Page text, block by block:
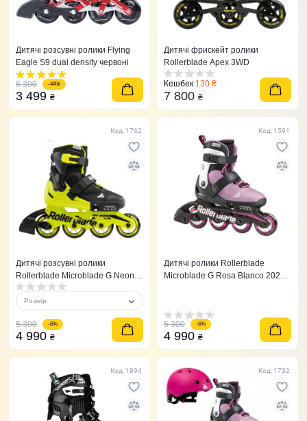
Дитячі розсувні ролики Flying
Eagle S9 dual density червоні
6 300 -44%
3 499 ₴
Дитячі фрискейт ролики
Rollerblade Apex 3WD
Кешбек 130 ₴
7 800 ₴
Код: 1762
Дитячі розсувні ролики
Rollerblade Microblade G Neon
зелені 36,5-40,5
Розмір
5 300 -6%
4 990 ₴
Код: 1591
Дитячі ролики Rollerblade
Microblade G Rosa Blanco 2021
5 300 -6%
4 990 ₴
Код: 1894 Код: 1732